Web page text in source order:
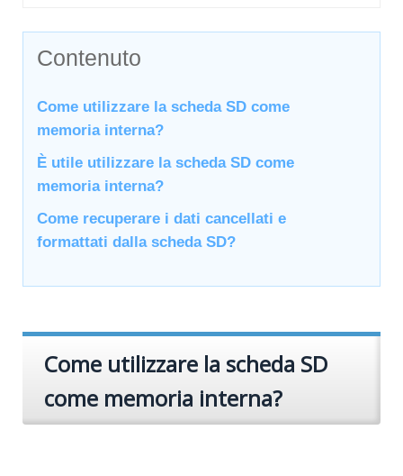
Contenuto
Come utilizzare la scheda SD come
memoria interna?
È utile utilizzare la scheda SD come
memoria interna?
Come recuperare i dati cancellati e
formattati dalla scheda SD?
Come utilizzare la scheda SD
come memoria interna?